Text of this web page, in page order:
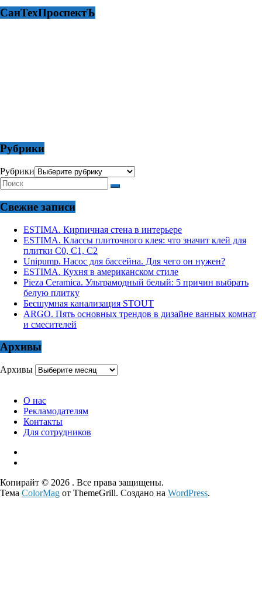
СанТехПроспектЪ
Рубрики
Рубрики
Свежие записи
ESTIMA. Кирпичная стена в интерьере
ESTIMA. Классы плиточного клея: что значит клей для
плитки С0, С1, С2
Unipump. Насос для бассейна. Для чего он нужен?
ESTIMA. Кухня в американском стиле
Pieza Ceramica. Ультрамодный белый: 5 причин выбрать
белую плитку
Бесшумная канализация STOUT
ARGO. Пять основных трендов в дизайне ванных комнат
и смесителей
Архивы
Архивы
О нас
Рекламодателям
Контакты
Для сотрудников
Копирайт © 2026 . Все права защищены.
Тема ColorMag от ThemeGrill. Создано на WordPress.